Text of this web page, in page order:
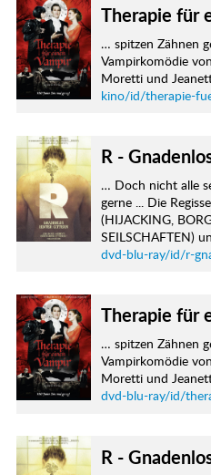
Therapie für
… spitzen Zähnen
Vampirkomödie
Moretti und
kino/id/therapie-
R -
… Doch nicht alle
gerne ... Die
(HIJACKING,
SEILSCHAFTEN)
dvd-blu-ray/id/r-
Therapie für
… spitzen Zähnen
Vampirkomödie
Moretti und
dvd-blu-ray/id/
R -